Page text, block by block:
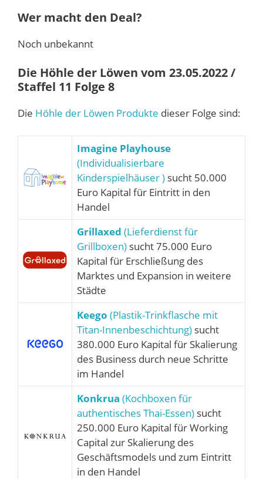
Wer macht den Deal?
Noch unbekannt
Die Höhle der Löwen vom 23.05.2022 /
Staffel 11 Folge 8
Die Höhle der Löwen Produkte dieser Folge sind:
Imagine Playhouse
(Individualisierbare
Kinderspielhäuser ) sucht 50.000
Euro Kapital für Eintritt in den
Handel
Grillaxed (Lieferdienst für
Grillboxen) sucht 75.000 Euro
Kapital für Erschließung des
Marktes und Expansion in weitere
Städte
Keego (Plastik-Trinkflasche mit
Titan-Innenbeschichtung) sucht
380.000 Euro Kapital für Skalierung
des Business durch neue Schritte
im Handel
Konkrua (Kochboxen für
authentisches Thai-Essen) sucht
250.000 Euro Kapital für Working
Capital zur Skalierung des
Geschäftsmodels und zum Eintritt
in den Handel